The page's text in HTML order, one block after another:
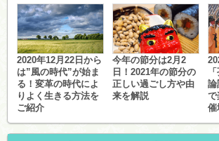
2020年12月22日から
は”風の時代”が始ま
る！変革の時代によ
りよく生きる方法を
ご紹介
今年の節分は2月2
日！2021年の節分の
正しい過ごし方や由
来を解説
論
で
催